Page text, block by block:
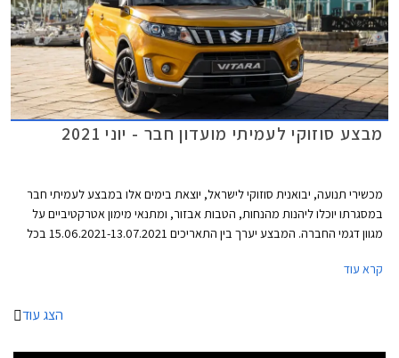
מבצע סוזוקי לעמיתי מועדון חבר - יוני 2021
מכשירי תנועה, יבואנית סוזוקי לישראל, יוצאת בימים אלו במבצע לעמיתי חבר
במסגרתו יוכלו ליהנות מהנחות, הטבות אבזור, ומתנאי מימון אטרקטיביים על
מגוון דגמי החברה. המבצע יערך בין התאריכים 15.06.2021-13.07.2021 בכל
קרא עוד
הצג עוד